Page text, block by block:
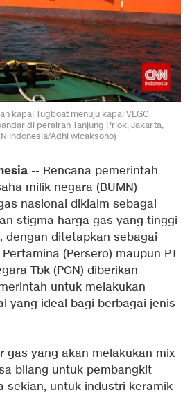
kapal Tugboat menuju kapal VLGC
di perairan Tanjung Priok, Jakarta,
Indonesia/Adhi wicaksono)
-- Rencana pemerintah
milik negara (BUMN)
nasional diklaim sebagai
stigma harga gas yang tinggi
dengan ditetapkan sebagai
(Persero) maupun PT
Tbk (PGN) diberikan
untuk melakukan
yang ideal bagi berbagai jenis
gas yang akan melakukan mix
bilang untuk pembangkit
sekian, untuk industri keramik